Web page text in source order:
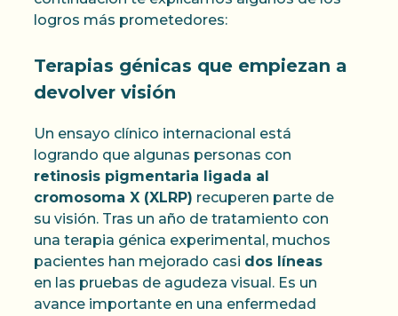
logros más prometedores:
Terapias génicas que empiezan a
devolver visión
Un ensayo clínico internacional está
logrando que algunas personas con
retinosis pigmentaria ligada al
cromosoma X (XLRP) recuperen parte de
su visión. Tras un año de tratamiento con
una terapia génica experimental, muchos
pacientes han mejorado casi dos líneas
en las pruebas de agudeza visual. Es un
avance importante en una enfermedad